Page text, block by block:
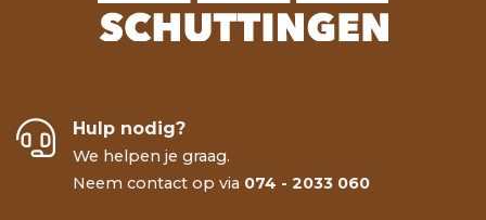
Hulp nodig?
We helpen je graag.
Neem contact op via 074 - 2033 060